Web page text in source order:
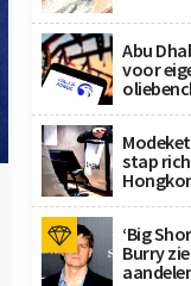
Abu
voor
stap
‘Big
Burry